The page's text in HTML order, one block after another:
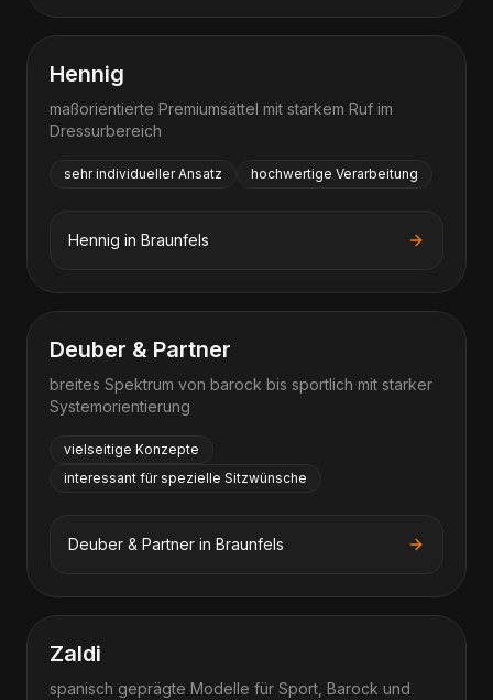
Hennig
maßorientierte Premiumsättel mit starkem Ruf im
Dressurbereich
sehr individueller Ansatz hochwertige Verarbeitung
Hennig in Braunfels
Deuber & Partner
breites Spektrum von barock bis sportlich mit starker
Systemorientierung
vielseitige Konzepte
interessant für spezielle Sitzwünsche
Deuber & Partner in Braunfels
Zaldi
spanisch geprägte Modelle für Sport, Barock und